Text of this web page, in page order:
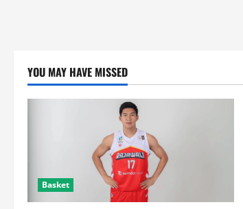
YOU MAY HAVE MISSED
Basket